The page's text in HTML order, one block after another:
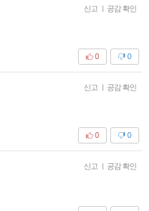
신고 | 공감 확인
0
0
신고 | 공감 확인
0
0
신고 | 공감 확인